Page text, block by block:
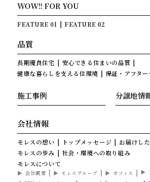
WOW!! FOR YOU
FEATURE 01 FEATURE 02
品質
長期優良住宅
安心できる住まいの品質
健康な暮らしを支える住環境
保証・アフタ
施工事例 分譲地情
会社情報
モレスの想い トップメッセージ
お届けし
モレスの歩み
社会・環境への取り組み
モレスについて
会社概要 モレスグループ オフィス